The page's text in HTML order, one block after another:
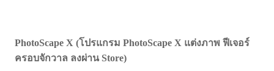
PhotoScape X (โปรแกรม PhotoScape X แต่งภาพ ฟีเจอร์
ครอบจักวาล ลงผ่าน Store)